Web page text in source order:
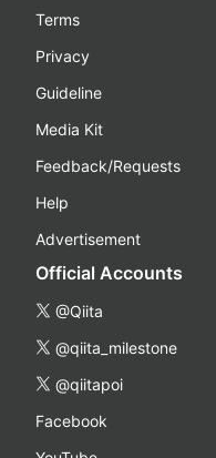
Terms
Privacy
Guideline
Media Kit
Feedback/Requests
Help
Advertisement
Official Accounts
@Qiita
@qiita_milestone
@qiitapoi
Facebook